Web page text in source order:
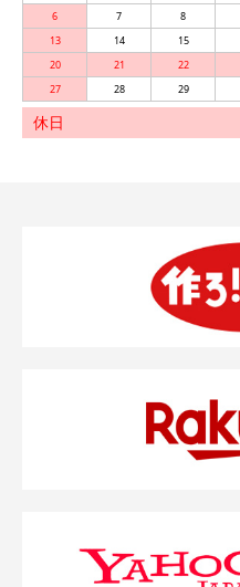
6
7 8
13
14 15
20
21 22
27
28 29
休日